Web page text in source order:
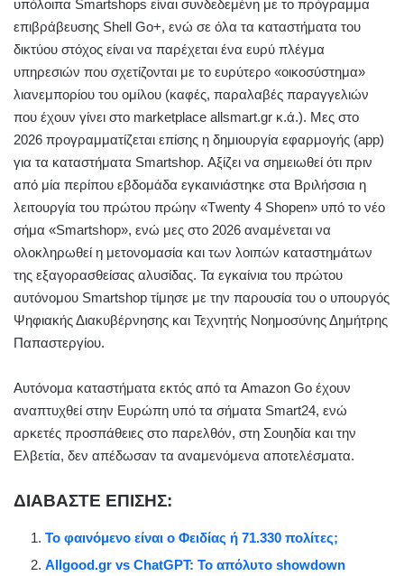
υπόλοιπα Smartshops είναι συνδεδεμένη με το πρόγραμμα
επιβράβευσης Shell Go+, ενώ σε όλα τα καταστήματα του
δικτύου στόχος είναι να παρέχεται ένα ευρύ πλέγμα
υπηρεσιών που σχετίζονται με το ευρύτερο «οικοσύστημα»
λιανεμπορίου του ομίλου (καφές, παραλαβές παραγγελιών
που έχουν γίνει στο marketplace allsmart.gr κ.ά.). Μες στο
2026 προγραμματίζεται επίσης η δημιουργία εφαρμογής (app)
για τα καταστήματα Smartshop. Αξίζει να σημειωθεί ότι πριν
από μία περίπου εβδομάδα εγκαινιάστηκε στα Βριλήσσια η
λειτουργία του πρώτου πρώην «Τwenty 4 Shopen» υπό το νέο
σήμα «Smartshop», ενώ μες στο 2026 αναμένεται να
ολοκληρωθεί η μετονομασία και των λοιπών καταστημάτων
της εξαγορασθείσας αλυσίδας. Τα εγκαίνια του πρώτου
αυτόνομου Smartshop τίμησε με την παρουσία του ο υπουργός
Ψηφιακής Διακυβέρνησης και Τεχνητής Νοημοσύνης Δημήτρης
Παπαστεργίου.
Αυτόνομα καταστήματα εκτός από τα Amazon Go έχουν
αναπτυχθεί στην Ευρώπη υπό τα σήματα Smart24, ενώ
αρκετές προσπάθειες στο παρελθόν, στη Σουηδία και την
Ελβετία, δεν απέδωσαν τα αναμενόμενα αποτελέσματα.
ΔΙΑΒΑΣΤΕ ΕΠΙΣΗΣ:
Το φαινόμενο είναι ο Φειδίας ή 71.330 πολίτες;
Allgood.gr vs ChatGPT: Το απόλυτο showdown